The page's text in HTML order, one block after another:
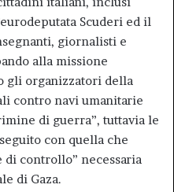
Scuderi ed il
giornalisti e
alla missione
gli organizzatori della
contro navi umanitarie
di guerra”, tuttavia le
con quella che
controllo” necessaria
di Gaza.